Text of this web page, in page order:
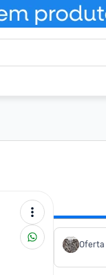
Oferta